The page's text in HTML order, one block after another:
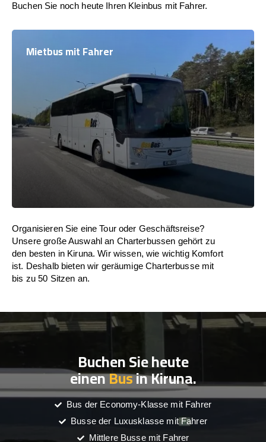
Buchen Sie noch heute Ihren Kleinbus mit Fahrer.
Mietbus mit Fahrer
Organisieren Sie eine Tour oder Geschäftsreise?
Unsere große Auswahl an Charterbussen gehört zu
den besten in Kiruna. Wir wissen, wie wichtig Komfort
ist. Deshalb bieten wir geräumige Charterbusse mit
bis zu 50 Sitzen an.
Buchen Sie heute
einenBusin Kiruna.
Bus der Economy-Klasse mit Fahrer
Busse der Luxusklasse mit Fahrer
Mittlere Busse mit Fahrer